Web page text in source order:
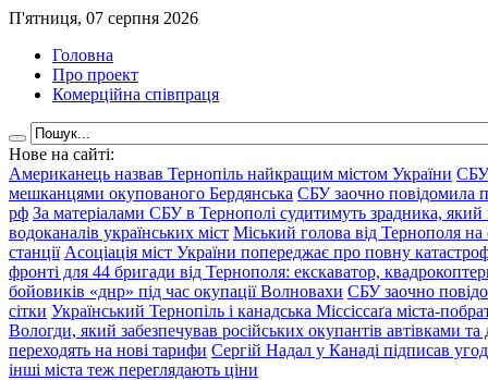
П'ятниця, 07 серпня 2026
Головна
Про проект
Комерційна співпраця
Нове на сайті:
Американець назвав Тернопіль найкращим містом України СБУ
мешканцями окупованого Бердянська СБУ заочно повідомила
рф За матеріалами СБУ в Тернополі судитимуть зрадника, який
водоканалів українських міст Міський голова від Тернополя
станції Асоціація міст України попереджає про повну
фронті для 44 бригади від Тернополя: екскаватор,
бойовиків «днр» під час окупації Волновахи СБУ заочно
сітки Український Тернопіль і канадська Міссіссаґа міста-
Вологди, який забезпечував російських окупантів автівками
переходять на нові тарифи Сергій Надал у Канаді підписав
інші міста теж переглядають ціни